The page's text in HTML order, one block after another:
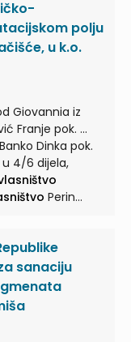
te Deltin Euzebija
pok. Ivana,
Josipa pok. ...
polju
u k.o.
Giovannia iz
Franje pok. ...
Banko Dinka pok.
u 4/6 dijela,
Perin
Brumnić Ane
dijela, Brumnić
sanaciju